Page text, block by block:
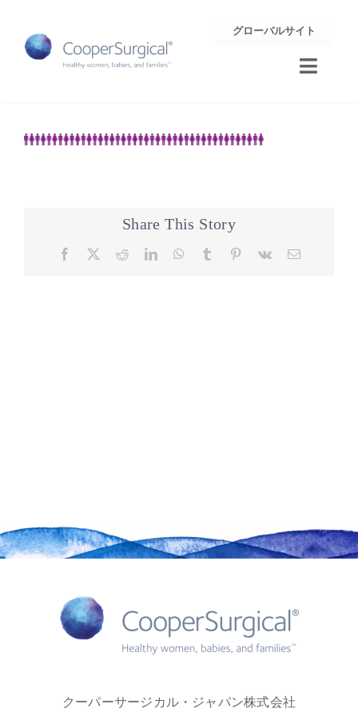
content
グローバルサイト
Toggle
企業情報
お問合せ
Share This Story
Facebook RedditLinkedInWhatsApp
Tumblr Pinterest
Vk Email
クーパーサージカル・ジャパン株式会社